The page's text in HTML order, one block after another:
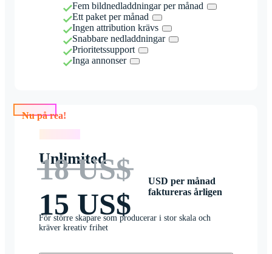
Fem bildnedladdningar per månad
Ett paket per månad
Ingen attribution krävs
Snabbare nedladdningar
Prioritetssupport
Inga annonser
Nu på rea!
Unlimited
18 US$
15 US$
USD per månad
faktureras årligen
För större skapare som producerar i stor skala och
kräver kreativ frihet